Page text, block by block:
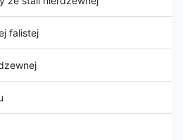
falistej